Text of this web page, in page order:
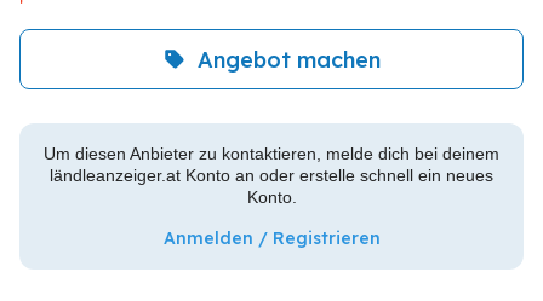
Angebot machen
Um diesen Anbieter zu kontaktieren, melde dich bei deinem
ländleanzeiger.at Konto an oder erstelle schnell ein neues
Konto.
Anmelden / Registrieren